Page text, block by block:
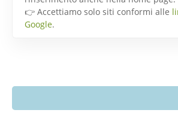
👉 Accettiamo solo siti conformi alle
Google.